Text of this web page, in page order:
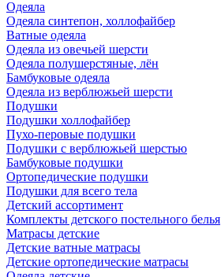
Одеяла
Одеяла синтепон, холлофайбер
Ватные одеяла
Одеяла из овечьей шерсти
Одеяла полушерстяные, лён
Бамбуковые одеяла
Одеяла из верблюжьей шерсти
Подушки
Подушки холлофайбер
Пухо-перовые подушки
Подушки с верблюжьей шерстью
Бамбуковые подушки
Ортопедические подушки
Подушки для всего тела
Детский ассортимент
Комплекты детского постельного белья
Матрасы детские
Детские ватные матрасы
Детские ортопедические матрасы